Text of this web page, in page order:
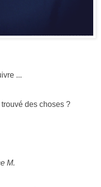
...
des choses ?
M.